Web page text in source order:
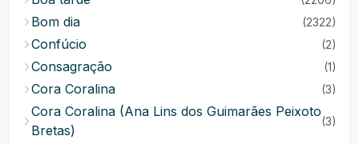
Bom dia (2322)
Confúcio (2)
Consagração (1)
Cora Coralina (3)
Cora Coralina (Ana Lins dos Guimarães Peixoto
Bretas)
(3)